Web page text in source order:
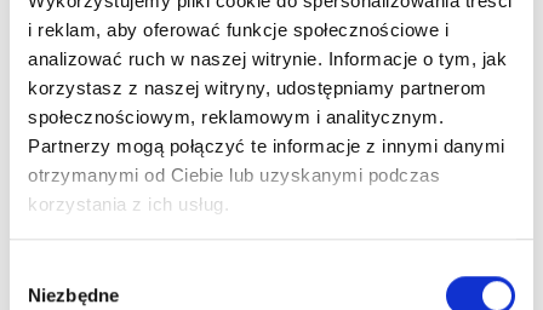
i reklam, aby oferować funkcje społecznościowe i
analizować ruch w naszej witrynie. Informacje o tym, jak
korzystasz z naszej witryny, udostępniamy partnerom
społecznościowym, reklamowym i analitycznym.
Partnerzy mogą połączyć te informacje z innymi danymi
otrzymanymi od Ciebie lub uzyskanymi podczas
korzystania z ich usług.
zgody
Niezbędne